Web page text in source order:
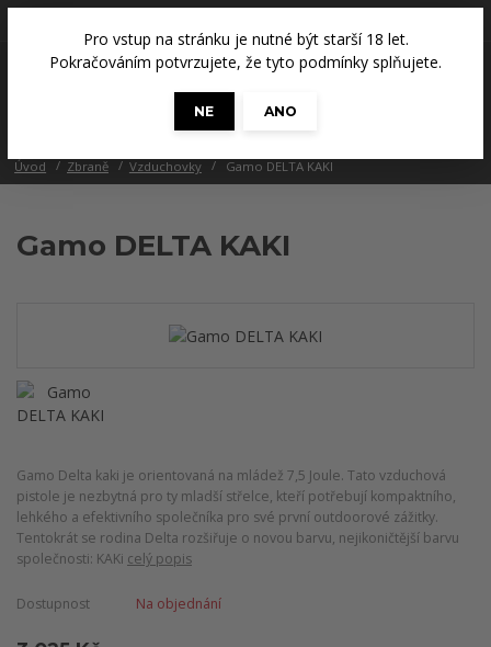
Pro vstup na stránku je nutné být starší 18 let.
Pokračováním potvrzujete, že tyto podmínky splňujete.
NE ANO
0 Kč
Úvod Zbraně Vzduchovky Gamo DELTA KAKI
Gamo DELTA KAKI
Gamo Delta kaki je orientovaná na mládež 7,5 Joule. Tato vzduchová
pistole je nezbytná pro ty mladší střelce, kteří potřebují kompaktního,
lehkého a efektivního společníka pro své první outdoorové zážitky.
Tentokrát se rodina Delta rozšiřuje o novou barvu, nejikoničtější barvu
společnosti: KAKi celý popis
Dostupnost Na objednání